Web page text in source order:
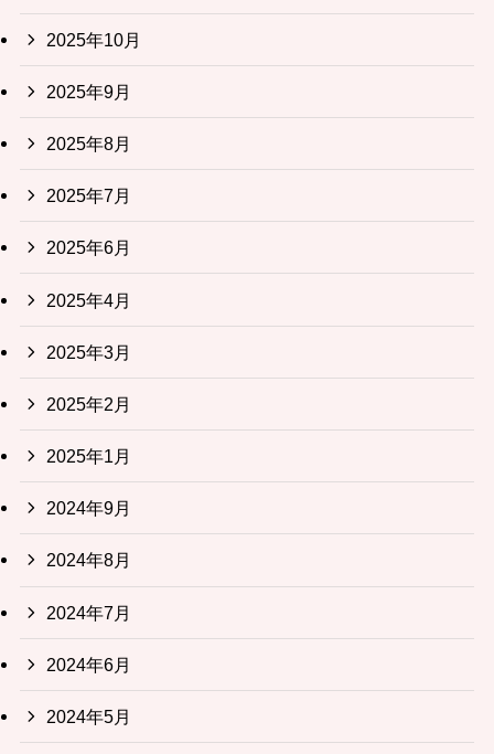
2025年10月
2025年9月
2025年8月
2025年7月
2025年6月
2025年4月
2025年3月
2025年2月
2025年1月
2024年9月
2024年8月
2024年7月
2024年6月
2024年5月